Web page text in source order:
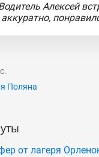
Алексей
Поляна
от лагеря